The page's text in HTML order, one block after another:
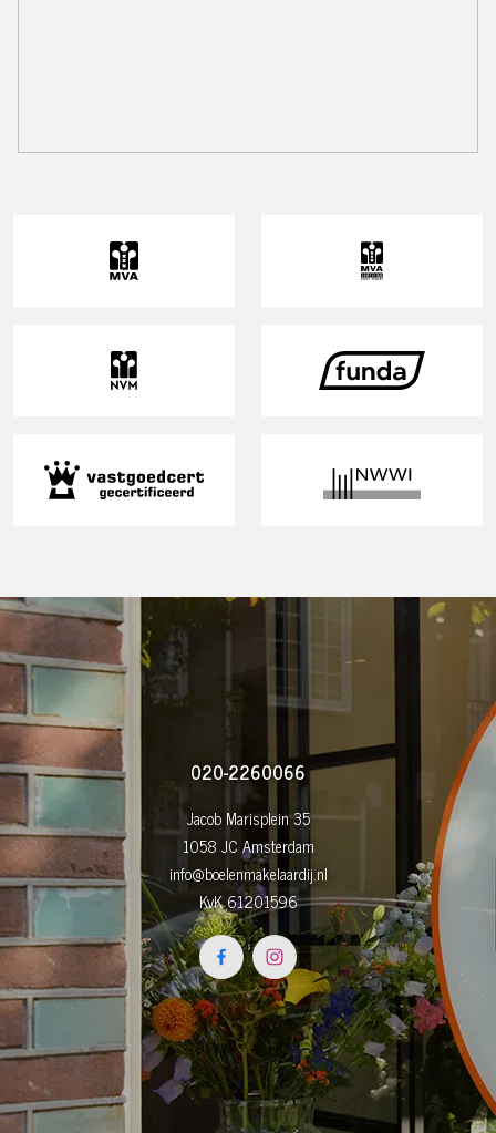
020-2260066
Jacob Marisplein 35
1058 JC Amsterdam
info@boelenmakelaardij.nl
KvK 61201596